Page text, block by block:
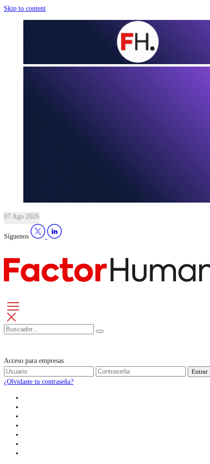
Skip to content
07 Ago 2026
Síguenos
Acceso para empresas
Entrar
¿Olvidaste tu contraseña?